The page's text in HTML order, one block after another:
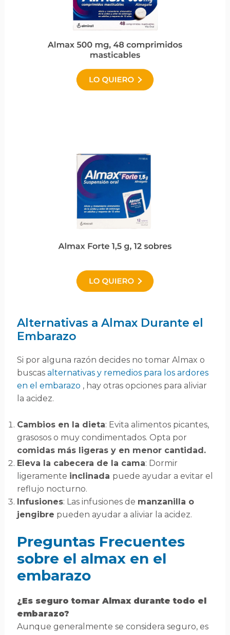
Alternativas a Almax Durante el
Embarazo
Si por alguna razón decides no tomar Almax o
buscas alternativas y remedios para los ardores
en el embarazo , hay otras opciones para aliviar
la acidez.
Cambios en la dieta: Evita alimentos picantes,
grasosos o muy condimentados. Opta por
comidas más ligeras y en menor cantidad.
Eleva la cabecera de la cama: Dormir
ligeramente inclinada puede ayudar a evitar el
reflujo nocturno.
Infusiones: Las infusiones de manzanilla o
jengibre pueden ayudar a aliviar la acidez.
Preguntas Frecuentes
sobre el almax en el
embarazo
¿Es seguro tomar Almax durante todo el
embarazo?
Aunque generalmente se considera seguro, es